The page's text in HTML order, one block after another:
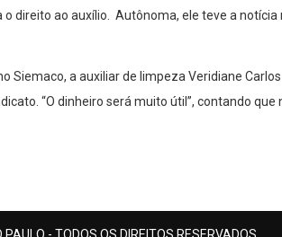
direito ao auxílio. Autônoma, ele teve a
Siemaco, a auxiliar de limpeza Veridiane
“O dinheiro será muito útil”, contando que
- TODOS OS DIREITOS RESERVADOS